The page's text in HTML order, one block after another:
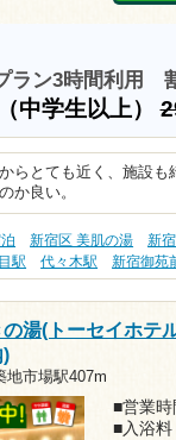
ラン3時間利用
中学生以上）
らとても近く、施設
か良い。
新宿区 美肌の湯 新
駅
代々木駅 新宿御苑
湯(トーセイホテ
地市場駅407m
■営業
■入浴料